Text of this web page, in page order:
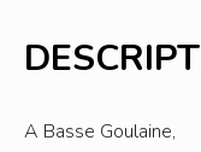
A Basse Goulaine,